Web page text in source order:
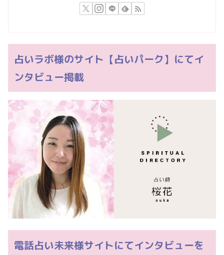
占いラボ様のサイト【占いパーク】にてイ
ンタビュー掲載
電話占い未来様サイトにてインタビューを